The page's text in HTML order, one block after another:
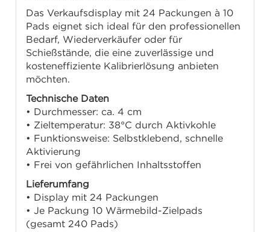
Das Verkaufsdisplay mit 24 Packungen à 10
Pads eignet sich ideal für den professionellen
Bedarf, Wiederverkäufer oder für
Schießstände, die eine zuverlässige und
kosteneffiziente Kalibrierlösung anbieten
möchten.
Technische Daten
• Durchmesser: ca. 4 cm
• Zieltemperatur: 38°C durch Aktivkohle
• Funktionsweise: Selbstklebend, schnelle
Aktivierung
• Frei von gefährlichen Inhaltsstoffen
Lieferumfang
• Display mit 24 Packungen
• Je Packung 10 Wärmebild-Zielpads
(gesamt 240 Pads)